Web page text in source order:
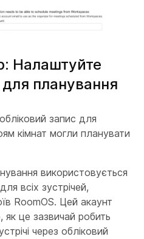
Налаштуйте
для планування
запис для
кімнат могли планувати
використовується
всіх зустрічей,
RoomOS. Цей акаунт
це зазвичай робить
через обліковий